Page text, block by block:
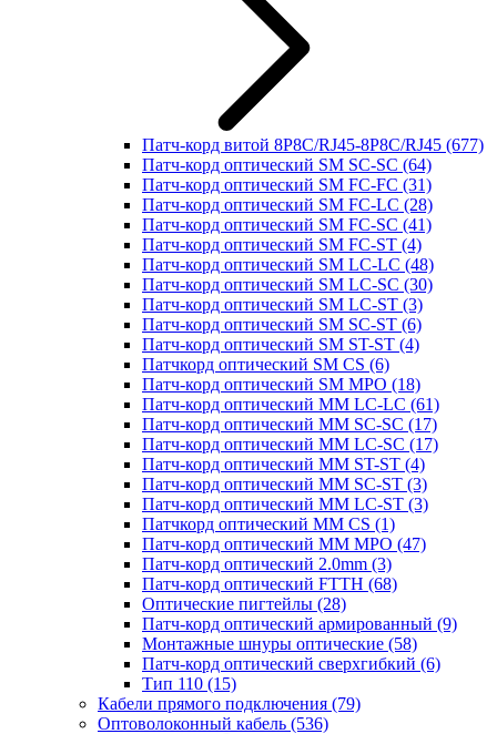
Патч-корд витой 8P8C/RJ45-8P8C/RJ45 (677)
Патч-корд оптический SM SC-SC (64)
Патч-корд оптический SM FC-FC (31)
Патч-корд оптический SM FC-LC (28)
Патч-корд оптический SM FC-SC (41)
Патч-корд оптический SM FC-ST (4)
Патч-корд оптический SM LC-LC (48)
Патч-корд оптический SM LC-SC (30)
Патч-корд оптический SM LC-ST (3)
Патч-корд оптический SM SC-ST (6)
Патч-корд оптический SM ST-ST (4)
Патчкорд оптический SM CS (6)
Патч-корд оптический SM MPO (18)
Патч-корд оптический MM LC-LC (61)
Патч-корд оптический MM SC-SC (17)
Патч-корд оптический MM LC-SC (17)
Патч-корд оптический MM ST-ST (4)
Патч-корд оптический MM SC-ST (3)
Патч-корд оптический MM LC-ST (3)
Патчкорд оптический MM CS (1)
Патч-корд оптический MM MPO (47)
Патч-корд оптический 2.0mm (3)
Патч-корд оптический FTTH (68)
Оптические пигтейлы (28)
Патч-корд оптический армированный (9)
Монтажные шнуры оптические (58)
Патч-корд оптический сверхгибкий (6)
Тип 110 (15)
Кабели прямого подключения (79)
Оптоволоконный кабель (536)